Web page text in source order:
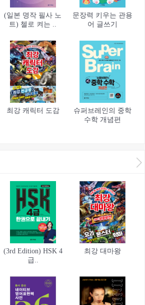
(일본 명작 필사 노
트) 첼로 켜는 ..
문장력 키우는 관용
어 글쓰기
최강 캐릭터 도감
슈퍼브레인의 중학
수학 개념편
(3rd Edition) HSK 4
급..
최강 대마왕